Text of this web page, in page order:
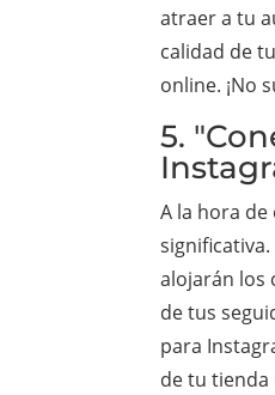
atraer a tu
calidad de
online. ¡No
5.
A la hora
alojarán los
de tus
para
de tu tienda